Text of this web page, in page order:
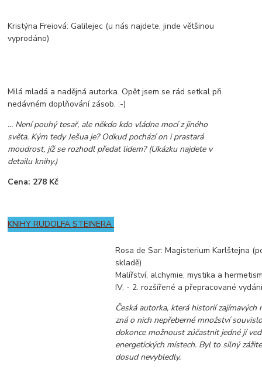
Kristýna Freiová: Galilejec (u nás najdete, jinde většinou
vyprodáno)
Milá mladá a nadějná autorka. Opět jsem se rád setkal při
nedávném doplňování zásob. :-)
... Není pouhý tesař, ale někdo kdo vládne mocí z jiného
světa. Kým tedy Ješua je? Odkud pochází on i prastará
moudrost, jíž se rozhodl předat lidem? (Ukázku najdete v
detailu knihy.)
Cena: 278 Kč
KNIHY RUDOLFA STEINERA
Rosa de Sar: Magisterium Karlštejna
skladě)
Malířství, alchymie, mystika a
IV. - 2. rozšířené a přepracované
Česká autorka, která historií zajímavých
zná o nich nepřeberné množství
dokonce možnoust zúčastnit jedné jí
energetických místech. Byl to silný
dosud nevybledly.